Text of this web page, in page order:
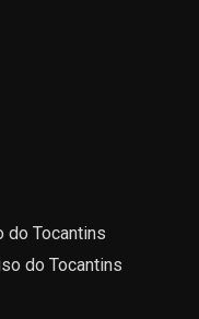
do Tocantins
do Tocantins